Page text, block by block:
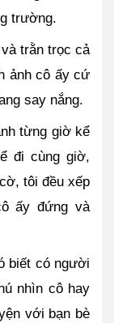
trường.
trằn trọc cả
ảnh cô ấy cứ
say nắng.
từng giờ kể
đi cùng giờ,
tôi đều xếp
ấy đứng và
biết có người
nhìn cô hay
với bạn bè